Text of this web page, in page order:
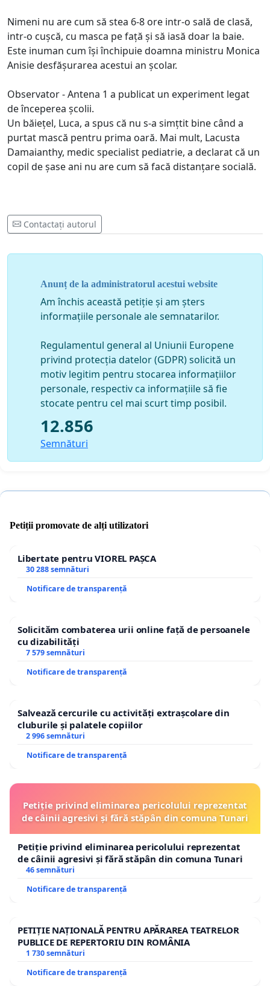
Nimeni nu are cum să stea 6-8 ore intr-o sală de clasă,
intr-o cușcă, cu masca pe față și să iasă doar la baie.
Este inuman cum își închipuie doamna ministru Monica
Anisie desfășurarea acestui an școlar.
Observator - Antena 1 a publicat un experiment legat
de începerea școlii.
Un băiețel, Luca, a spus că nu s-a simțtit bine când a
purtat mască pentru prima oară. Mai mult, Lacusta
Damaianthy, medic specialist pediatrie, a declarat că un
copil de șase ani nu are cum să facă distanțare socială.
Contactați autorul
Anunț de la administratorul acestui website
Am închis această petiție și am șters
informațiile personale ale semnatarilor.
Regulamentul general al Uniunii Europene
privind protecția datelor (GDPR) solicită un
motiv legitim pentru stocarea informațiilor
personale, respectiv ca informațiile să fie
stocate pentru cel mai scurt timp posibil.
12.856
Semnături
Petiții promovate de alți utilizatori
Libertate pentru VIOREL PAȘCA
30 288 semnături
Notificare de transparență
Solicităm combaterea urii online față de persoanele
cu dizabilități
7 579 semnături
Notificare de transparență
Salvează cercurile cu activități extrașcolare din
cluburile și palatele copiilor
2 996 semnături
Notificare de transparență
Petiție privind eliminarea pericolului reprezentat
de câinii agresivi și fără stăpân din comuna Tunari
Petiție privind eliminarea pericolului reprezentat
de câinii agresivi și fără stăpân din comuna Tunari
46 semnături
Notificare de transparență
PETIȚIE NAȚIONALĂ PENTRU APĂRAREA TEATRELOR
PUBLICE DE REPERTORIU DIN ROMÂNIA
1 730 semnături
Notificare de transparență